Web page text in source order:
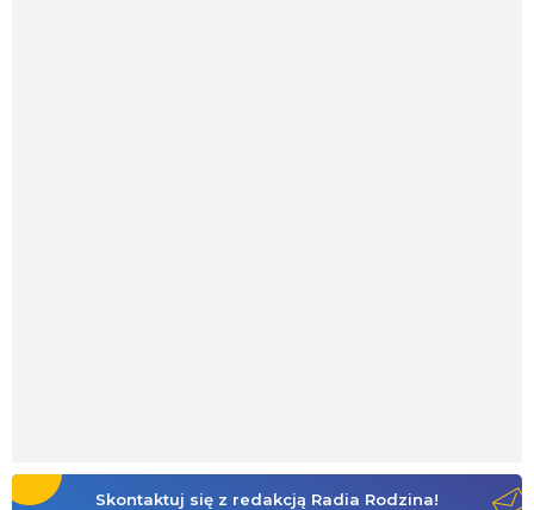
Skontaktuj się z redakcją Radia Rodzina!